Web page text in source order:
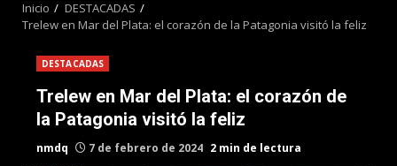
Inicio
DESTACADAS
Trelew en Mar del Plata: el corazón de la Patagonia visitó la feliz
DESTACADAS
Trelew en Mar del Plata: el corazón de
la Patagonia visitó la feliz
nmdq 7 de febrero de 2024 2 min de lectura